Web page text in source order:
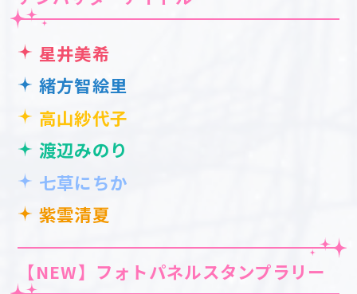
星井美希
緒方智絵里
高山紗代子
渡辺みのり
七草にちか
紫雲清夏
【NEW】フォトパネルスタンプラリー